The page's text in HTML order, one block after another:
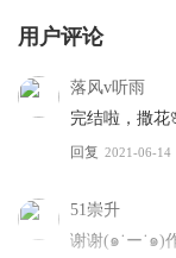
用户评论
落风v听雨
完结啦，撒花
回复 2021-06-14
51崇升
谢谢(๑˙ー˙๑)